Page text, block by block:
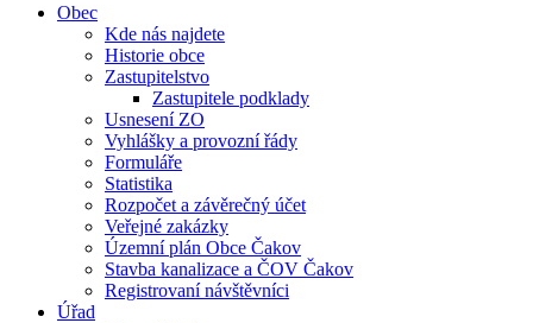
Obec
Kde nás najdete
Historie obce
Zastupitelstvo
Zastupitele podklady
Usnesení ZO
Vyhlášky a provozní řády
Formuláře
Statistika
Rozpočet a závěrečný účet
Veřejné zakázky
Územní plán Obce Čakov
Stavba kanalizace a ČOV Čakov
Registrovaní návštěvníci
Úřad